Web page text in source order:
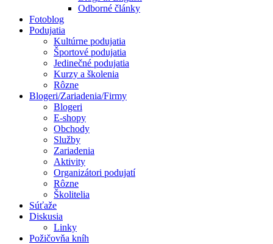
Odborné články
Fotoblog
Podujatia
Kultúrne podujatia
Športové podujatia
Jedinečné podujatia
Kurzy a školenia
Rôzne
Blogeri/Zariadenia/Firmy
Blogeri
E-shopy
Obchody
Služby
Zariadenia
Aktivity
Organizátori podujatí
Rôzne
Školitelia
Súťaže
Diskusia
Linky
Požičovňa kníh